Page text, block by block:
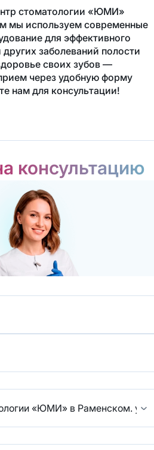
стоматологии «ЮМИ»
мы используем современные
для эффективного
других заболеваний полости
своих зубов —
через удобную форму
нам для консультации!
консультацию
«ЮМИ» в Раменском. ул.